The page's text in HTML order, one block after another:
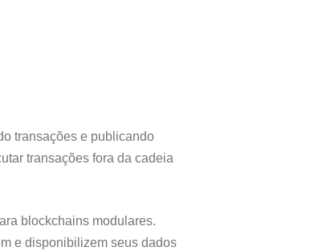
transações e publicando
transações fora da cadeia
blockchains modulares.
e disponibilizem seus dados